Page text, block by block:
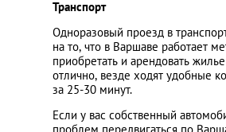
Транспорт
Одноразовый проезд в
на то, что в Варшаве работает
приобретать и арендовать
отлично, везде ходят удобные
за 25-30 минут.
Если у вас собственный